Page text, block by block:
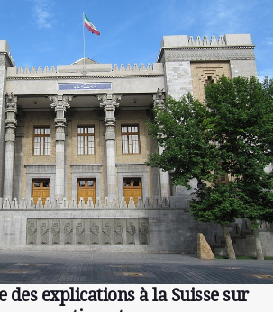
des explications à la Suisse sur